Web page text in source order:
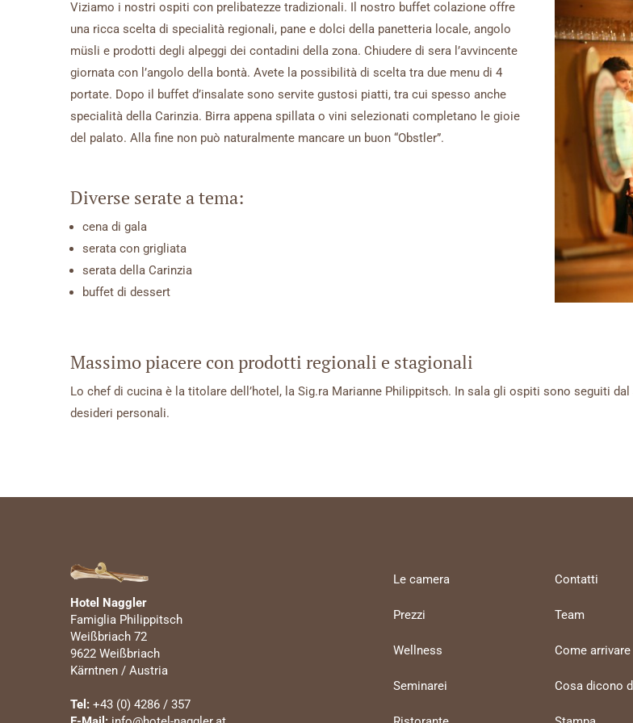
Viziamo i nostri ospiti con prelibatezze tradizionali. Il nostro buffet colazione offre
una ricca scelta di specialità regionali, pane e dolci della panetteria locale, angolo
müsli e prodotti degli alpeggi dei contadini della zona. Chiudere di sera l’avvincente
giornata con l’angolo della bontà. Avete la possibilità di scelta tra due menu di 4
portate. Dopo il buffet d’insalate sono servite gustosi piatti, tra cui spesso anche
specialità della Carinzia. Birra appena spillata o vini selezionati completano le gioie
del palato. Alla fine non può naturalmente mancare un buon “Obstler”.
Diverse serate a tema:
cena di gala
serata con grigliata
serata della Carinzia
buffet di dessert
Massimo piacere con prodotti regionali e stagionali
Lo chef di cucina è la titolare dell’hotel, la Sig.ra Marianne Philippitsch. In sala gli ospiti sono seguiti
desideri personali.
Hotel Naggler
Famiglia Philippitsch
Weißbriach 72
9622 Weißbriach
Kärntnen / Austria
Tel: +43 (0) 4286 / 357
Le camera
Prezzi
Wellness
Seminarei
Contatti
Team
Come arrivare
Cosa dicono